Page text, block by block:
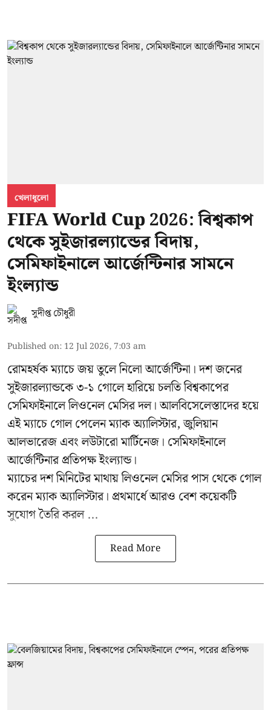
খেলাধুলো
FIFA World Cup 2026: বিশ্বকাপ
থেকে সুইজারল্যান্ডের বিদায়,
সেমিফাইনালে আর্জেন্টিনার সামনে
ইংল্যান্ড
সুদীপ্ত চৌধুরী
Published on: 12 Jul 2026, 7:03 am
রোমহর্ষক ম্যাচে জয় তুলে নিলো আর্জেন্টিনা। দশ জনের
সুইজারল্যান্ডকে ৩-১ গোলে হারিয়ে চলতি বিশ্বকাপের
সেমিফাইনালে লিওনেল মেসির দল। আলবিসেলেস্তাদের হয়ে
এই ম্যাচে গোল পেলেন ম্যাক অ্যালিস্টার, জুলিয়ান
আলভারেজ এবং লউটারো মার্টিনেজ। সেমিফাইনালে
আর্জেন্টিনার প্রতিপক্ষ ইংল্যান্ড।
ম্যাচের দশ মিনিটের মাথায় লিওনেল মেসির পাস থেকে গোল
করেন ম্যাক অ্যালিস্টার। প্রথমার্ধে আরও বেশ কয়েকটি
সুযোগ তৈরি করল ...
Read More